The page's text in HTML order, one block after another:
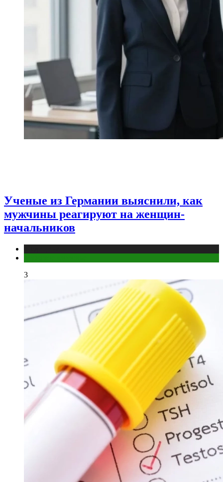
Ученые из Германии выяснили, как
мужчины реагируют на женщин-
начальников
3